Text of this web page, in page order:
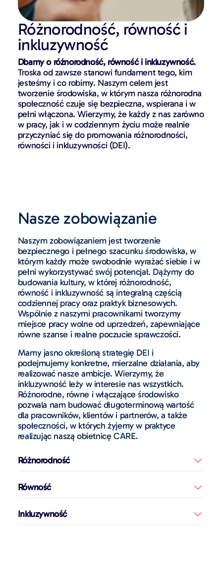
Różnorodność, równość i
inkluzywność
Dbamy o różnorodność, równość i inkluzywność.
Troska od zawsze stanowi fundament tego, kim
jesteśmy i co robimy. Naszym celem jest
tworzenie środowiska, w którym nasza różnorodna
społeczność czuje się bezpieczna, wspierana i w
pełni włączona. Wierzymy, że każdy z nas zarówno
w pracy, jak i w codziennym życiu może realnie
przyczyniać się do promowania różnorodności,
równości i inkluzywności (DEI).
Nasze zobowiązanie
Naszym zobowiązaniem jest tworzenie
bezpiecznego i pełnego szacunku środowiska, w
którym każdy może swobodnie wyrażać siebie i w
pełni wykorzystywać swój potencjał. Dążymy do
budowania kultury, w której różnorodność,
równość i inkluzywność są integralną częścią
codziennej pracy oraz praktyk biznesowych.
Wspólnie z naszymi pracownikami tworzymy
miejsce pracy wolne od uprzedzeń, zapewniające
równe szanse i realne poczucie sprawczości.
Mamy jasno określoną strategię DEI i
podejmujemy konkretne, mierzalne działania, aby
realizować nasze ambicje. Wierzymy, że
inkluzywność leży w interesie nas wszystkich.
Różnorodne, równe i włączające środowisko
pozwala nam budować długoterminową wartość
dla pracowników, klientów i partnerów, a także
społeczności, w których żyjemy w praktyce
realizując naszą obietnicę CARE.
Różnorodność
Równość
Inkluzywność